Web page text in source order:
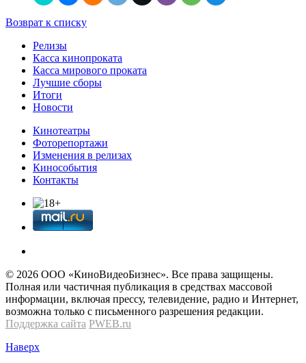
Возврат к списку
Релизы
Касса кинопроката
Касса мирового проката
Лучшие сборы
Итоги
Новости
Кинотеатры
Фоторепортажи
Изменения в релизах
Кинособытия
Контакты
© 2026 OOО «КиноВидеоБизнес». Все права защищены.
Полная или частичная публикация в средствах массовой
информации, включая прессу, телевидение, радио и Интернет,
возможна только с письменного разрешения редакции.
Поддержка сайта PWEB.ru
Наверх